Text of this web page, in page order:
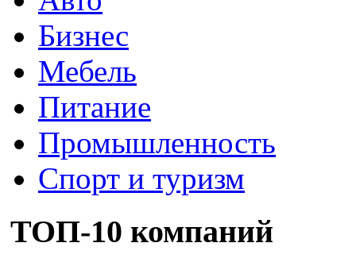
Бизнес
Мебель
Питание
Промышленность
Спорт и туризм
ТОП-10 компаний